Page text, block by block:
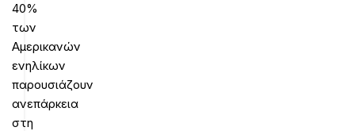
40%
των
Αμερικανών
ενηλίκων
παρουσιάζουν
ανεπάρκεια
στη